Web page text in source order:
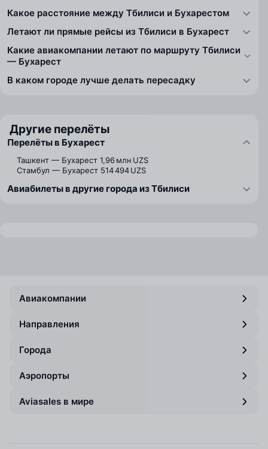
Какое расстояние между Тбилиси и Бухарестом
Летают ли прямые рейсы из Тбилиси в Бухарест
Какие авиакомпании летают по маршруту Тбилиси
— Бухарест
В каком городе лучше делать пересадку
Другие перелёты
Перелёты в Бухарест
Ташкент — Бухарест 1,96 млн UZS
Стамбул — Бухарест 514 494 UZS
Авиабилеты в другие города из Тбилиси
Авиакомпании
Направления
Города
Аэропорты
Aviasales в мире